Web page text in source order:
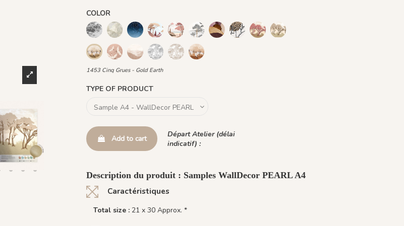
COLOR
926 Grisaille1087 - Flanelle
R020 - Dark Blue
R041 - Été Indien
R055 - Ciliega
1143 - Perle1185 - Soleil Ardent
1203 - Cimes Dorées
1430 Burgundy Gold
1432 Moonless Beige
1453 Cinq Grues - Gold Earth
1438 Plume Ivoire - Ocre Macchiato
1448 Saddle Mocca
1443 Grigio Cenere
1444 Marrone Mandorla
1464 - Cinq Grues - Burnt ochre
1453 Cinq Grues - Gold Earth
TYPE OF PRODUCT
Add to cart
Départ Atelier (délai
indicatif) :
Description du produit : Samples WallDecor PEARL A4
Caractéristiques
Total size : 21 x 30 Approx. *